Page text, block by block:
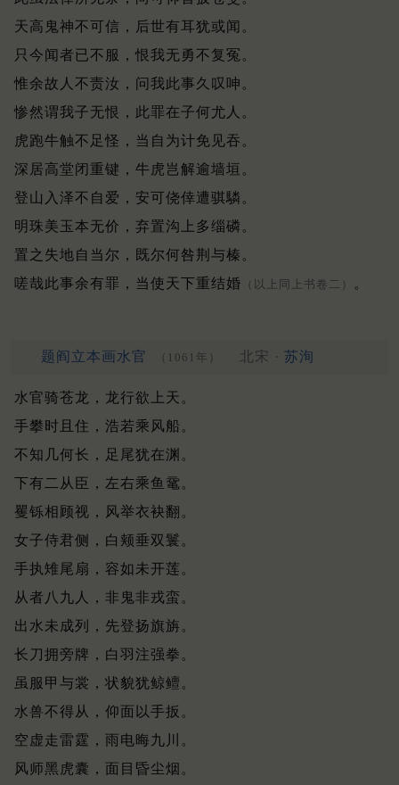
天高鬼神不可信，后世有耳犹或闻。
只今闻者已不服，恨我无勇不复冤。
惟余故人不责汝，问我此事久叹呻。
惨然谓我子无恨，此罪在子何尤人。
虎跑牛触不足怪，当自为计免见吞。
深居高堂闭重键，牛虎岂解逾墙垣。
登山入泽不自爱，安可侥倖遭骐驎。
明珠美玉本无价，弃置沟上多缁磷。
置之失地自当尔，既尔何咎荆与榛。
嗟哉此事余有罪，当使天下重结婚 （以上同上书卷二） 。
题阎立本画水官 （1061年） 北宋 · 苏洵
水官骑苍龙，龙行欲上天。
手攀时且住，浩若乘风船。
不知几何长，足尾犹在渊。
下有二从臣，左右乘鱼鼋。
矍铄相顾视，风举衣袂翻。
女子侍君侧，白颊垂双鬟。
手执雉尾扇，容如未开莲。
从者八九人，非鬼非戎蛮。
出水未成列，先登扬旗旃。
长刀拥旁牌，白羽注强拳。
虽服甲与裳，状貌犹鲸鳣。
水兽不得从，仰面以手扳。
空虚走雷霆，雨电晦九川。
风师黑虎囊，面目昏尘烟。